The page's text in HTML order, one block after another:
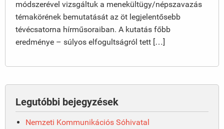
módszerével vizsgáltuk a menekültügy/népszavazás
témakörének bemutatását az öt legjelentősebb
tévécsatorna hírműsoraiban. A kutatás főbb
eredménye – súlyos elfogultságról tett […]
Legutóbbi bejegyzések
Nemzeti Kommunikációs Sóhivatal